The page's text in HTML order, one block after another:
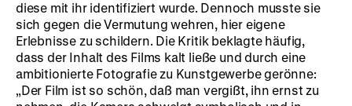
diese mit ihr identifiziert wurde. Dennoch musste sie
sich gegen die Vermutung wehren, hier eigene
Erlebnisse zu schildern. Die Kritik beklagte häufig,
dass der Inhalt des Films kalt ließe und durch eine
ambitionierte Fotografie zu Kunstgewerbe gerönne:
„Der Film ist so schön, daß man vergißt, ihn ernst zu